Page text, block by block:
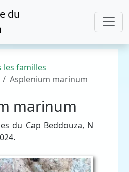
du
les familles
Asplenium marinum
marinum
du Cap Beddouza, N